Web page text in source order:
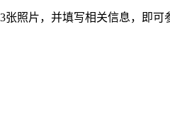
照片，并填写相关信息，即可